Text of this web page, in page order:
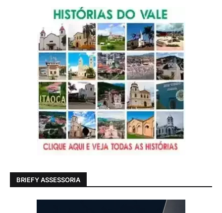
BRIEFY ASSESSORIA